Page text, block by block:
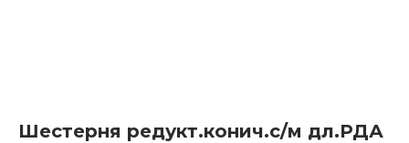
Шестерня редукт.конич.с/м дл.РДА